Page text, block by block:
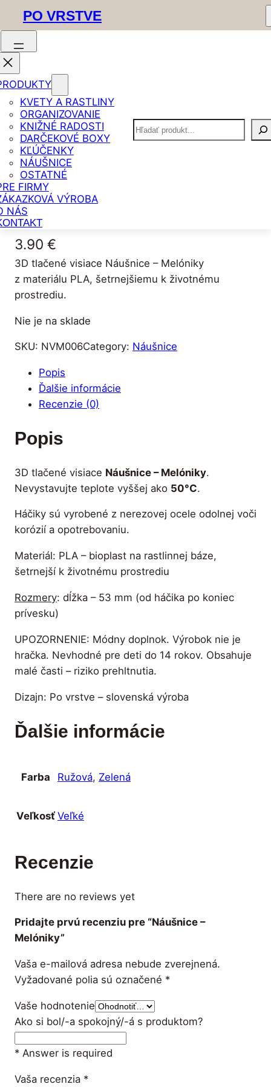
Prejsť
na
obsah
PO VRSTVE
KVETY A RASTLINY
ORGANIZOVANIE
KNIŽNÉ RADOSTI
DARČEKOVÉ BOXY
KĽÚČENKY
NÁUŠNICE
OSTATNÉ
FIRMY
VÝROBA
NÁS
Hľadať
Domov/Náušnice
Náušnice –
Melóniky
3.90 €
3D tlačené visiace Náušnice – Melóniky
z materiálu PLA, šetrnejšiemu k životnému
prostrediu.
Nie je na sklade
SKU: NVM006Category: Náušnice
Popis
Ďalšie informácie
Recenzie (0)
Popis
3D tlačené visiace Náušnice – Melóniky.
Nevystavujte teplote vyššej ako 50°C.
Háčiky sú vyrobené z nerezovej ocele odolnej voči
korózií a opotrebovaniu.
Materiál: PLA – bioplast na rastlinnej báze,
šetrnejší k životnému prostrediu
Rozmery: dĺžka – 53 mm (od háčika po koniec
prívesku)
UPOZORNENIE: Módny doplnok. Výrobok nie je
hračka. Nevhodné pre deti do 14 rokov. Obsahuje
malé časti – riziko prehltnutia.
Dizajn: Po vrstve – slovenská výroba
Ďalšie informácie
Farba Ružová, Zelená
Veľkosť Veľké
Recenzie
There are no reviews yet
Pridajte prvú recenziu pre “Náušnice –
Melóniky”
Vaša e-mailová adresa nebude zverejnená.
Vyžadované polia sú označené *
Vaše hodnotenie
Ako si bol/-a spokojný/-á s produktom?
* Answer is required
Vaša recenzia *